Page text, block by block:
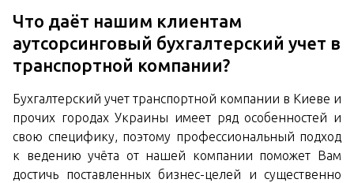
Что даёт нашим клиентам
аутсорсинговый бухгалтерский учет в
транспортной компании?
Бухгалтерский учет транспортной компании в Киеве и
прочих городах Украины имеет ряд особенностей и
свою специфику, поэтому профессиональный подход
к ведению учёта от нашей компании поможет Вам
достичь поставленных бизнес-целей и существенно